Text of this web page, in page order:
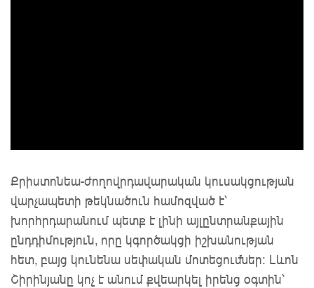
Քրիստոնեա-ժողովրդավարական կուսակցության
վարչապետի թեկնածուն համոզված է՝
խորհրդարանում պետք է լինի այլընտրանքային
ընդդիմություն, որը կգործակցի իշխանության
հետ, բայց կունենա սեփական մոտեցումներ: Լևոն
Շիրինյանը կոչ է անում քվեարկել իրենց օգտին՝